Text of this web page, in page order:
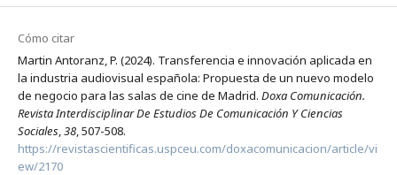
Cómo citar
Martin Antoranz, P. (2024). Transferencia e innovación aplicada en
la industria audiovisual española: Propuesta de un nuevo modelo
de negocio para las salas de cine de Madrid. Doxa Comunicación.
Revista Interdisciplinar De Estudios De Comunicación Y Ciencias
Sociales,38, 507-508.
https://revistascientificas.uspceu.com/doxacomunicacion/article/vi
ew/2170